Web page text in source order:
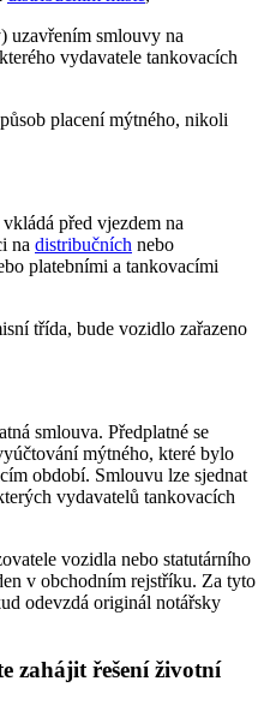
uzavřením smlouvy na
vydavatele tankovacích
placení mýtného, nikoli
před vjezdem na
na distribučních nebo
platebními a tankovacími
třída, bude vozidlo zařazeno
smlouva. Předplatné se
mýtného, které bylo
období. Smlouvu lze sjednat
vydavatelů tankovacích
vozidla nebo statutárního
v obchodním rejstříku. Za tyto
odevzdá originál notářsky
zahájit řešení životní